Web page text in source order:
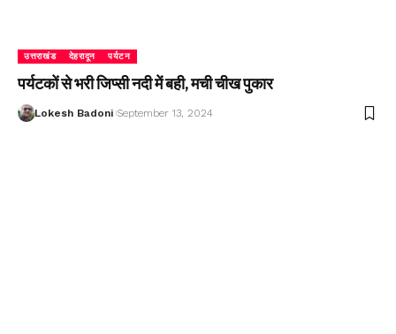
उत्तराखंड देहरादून पर्यटन
पर्यटकों से भरी जिप्सी नदी में बही, मची चीख पुकार
Lokesh Badoni September 13, 2024